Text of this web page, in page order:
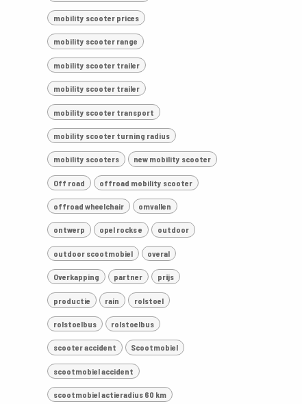
mobility scooter prices
mobility scooter range
mobility scooter trailer
mobility scooter trailer
mobility scooter transport
mobility scooter turning radius
mobility scooters new mobility scooter
Off road offroad mobility scooter
offroad wheelchair omvallen
ontwerp opel rocks e outdoor
outdoor scootmobiel overal
Overkapping partner prijs
productie rain rolstoel
rolstoelbus rolstoelbus
scooter accident Scootmobiel
scootmobiel accident
scootmobiel actieradius 60 km